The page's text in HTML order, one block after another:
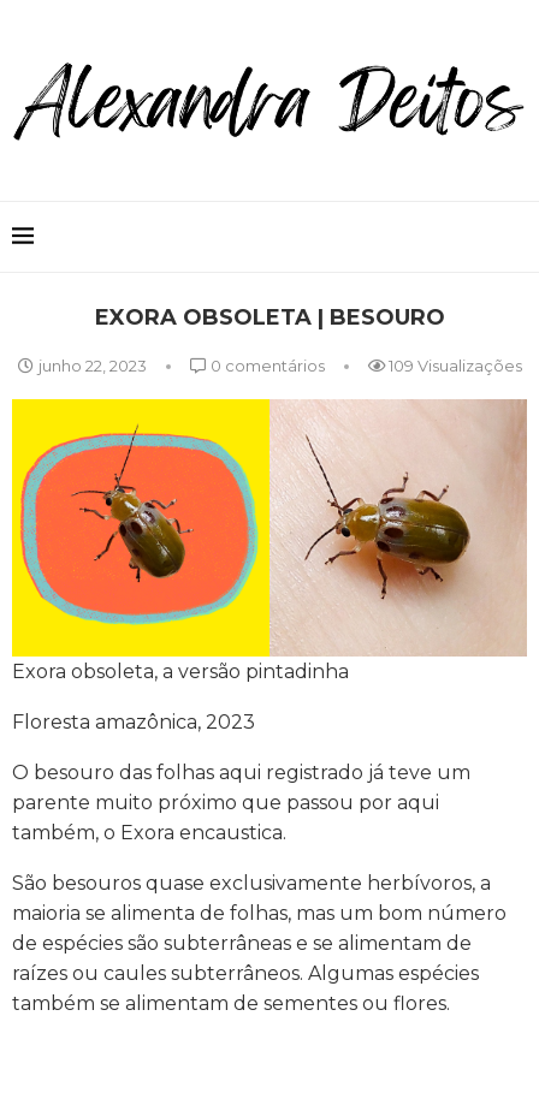
EXORA OBSOLETA | BESOURO
junho 22, 2023 0 comentários 109 Visualizações
Exora obsoleta, a versão pintadinha
Floresta amazônica, 2023
O besouro das folhas aqui registrado já teve um
parente muito próximo que passou por aqui
também, o Exora encaustica.
São besouros quase exclusivamente herbívoros, a
maioria se alimenta de folhas, mas um bom número
de espécies são subterrâneas e se alimentam de
raízes ou caules subterrâneos. Algumas espécies
também se alimentam de sementes ou flores.